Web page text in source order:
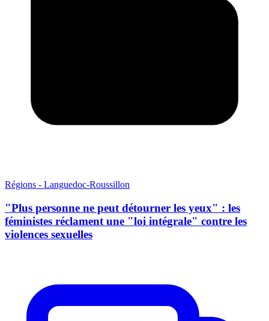
Régions - Languedoc-Roussillon
"Plus personne ne peut détourner les yeux" : les
féministes réclament une "loi intégrale" contre les
violences sexuelles